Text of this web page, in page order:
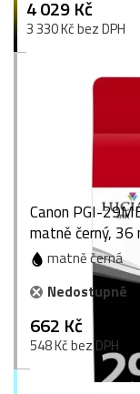
4 029 Kč
3 330 Kč bez DPH
Canon PGI-
matně černý, 36
matně černá
Nedostupné
662 Kč
548 Kč bez DPH